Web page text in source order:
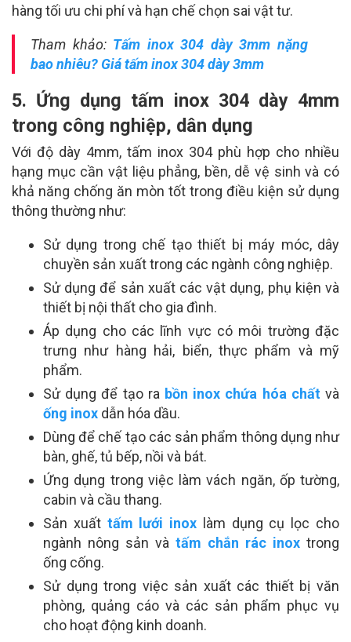
hàng tối ưu chi phí và hạn chế chọn sai vật tư.
Tham khảo: Tấm inox 304 dày 3mm nặng
bao nhiêu? Giá tấm inox 304 dày 3mm
5. Ứng dụng tấm inox 304 dày 4mm
trong công nghiệp, dân dụng
Với độ dày 4mm, tấm inox 304 phù hợp cho nhiều
hạng mục cần vật liệu phẳng, bền, dễ vệ sinh và có
khả năng chống ăn mòn tốt trong điều kiện sử dụng
thông thường như:
Sử dụng trong chế tạo thiết bị máy móc, dây
chuyền sản xuất trong các ngành công nghiệp.
Sử dụng để sản xuất các vật dụng, phụ kiện và
thiết bị nội thất cho gia đình.
Áp dụng cho các lĩnh vực có môi trường đặc
trưng như hàng hải, biển, thực phẩm và mỹ
phẩm.
Sử dụng để tạo ra bồn inox chứa hóa chấtvà
ống inox dẫn hóa dầu.
Dùng để chế tạo các sản phẩm thông dụng như
bàn, ghế, tủ bếp, nồi và bát.
Ứng dụng trong việc làm vách ngăn, ốp tường,
cabin và cầu thang.
Sản xuất tấm lưới inox làm dụng cụ lọc cho
ngành nông sản và tấm chắn rác inox trong
ống cống.
Sử dụng trong việc sản xuất các thiết bị văn
phòng, quảng cáo và các sản phẩm phục vụ
cho hoạt động kinh doanh.